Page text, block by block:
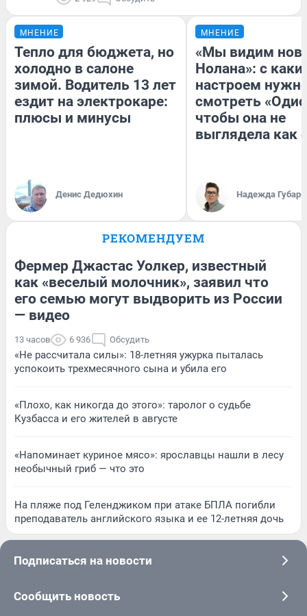
МНЕНИЕ
Тепло для бюджета, но
холодно в салоне
зимой. Водитель 13 лет
ездит на электрокаре:
плюсы и минусы
Денис Дедюхин
МНЕНИЕ
«Мы видим
Нолана»: с
настроем
смотреть
чтобы она не
выглядела как
Надежда Губарь
РЕКОМЕНДУЕМ
Фермер Джастас Уолкер, известный
как «веселый молочник», заявил что
его семью могут выдворить из России
— видео
13 часов 6 936 Обсудить
«Не рассчитала силы»: 18-летняя ужурка пыталась
успокоить трехмесячного сына и убила его
«Плохо, как никогда до этого»: таролог о судьбе
Кузбасса и его жителей в августе
«Напоминает куриное мясо»: ярославцы нашли в лесу
необычный гриб — что это
На пляже под Геленджиком при атаке БПЛА погибли
преподаватель английского языка и ее 12-летняя дочь
Подписаться на новости
Сообщить новость